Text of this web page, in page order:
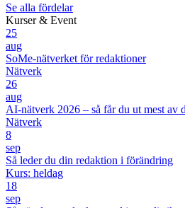
Se alla fördelar
Kurser & Event
25
aug
SoMe-nätverket för redaktioner
Nätverk
26
aug
AI-nätverk 2026 – så får du ut mest av
Nätverk
8
sep
Så leder du din redaktion i förändring
Kurs: heldag
18
sep